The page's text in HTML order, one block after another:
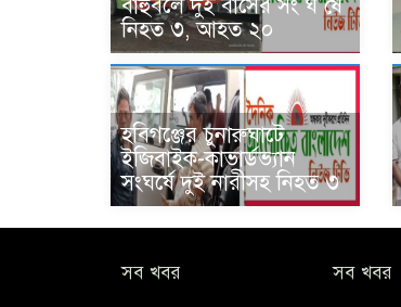
বাহুবলে দুই বাসের সং ঘ র্ষে
নিহত ৩, আহত ২০
হবিগঞ্জের চুনারুঘাটে
ইজিবাইক-কাভার্ডভ্যান
সংঘর্ষে দুই নারীসহ নিহত ৩
সব খবর সব খবর